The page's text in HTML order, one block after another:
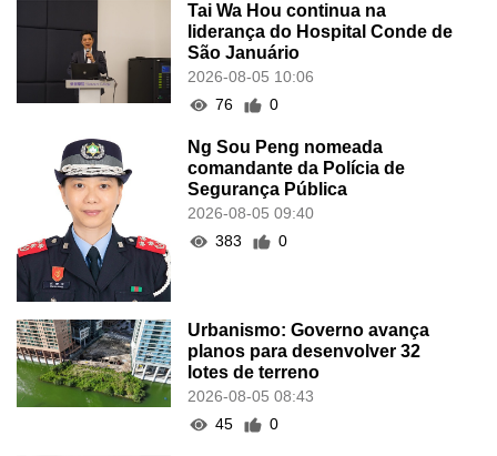
Tai Wa Hou continua na
liderança do Hospital Conde de
São Januário
2026-08-05 10:06
76
0
Ng Sou Peng nomeada
comandante da Polícia de
Segurança Pública
2026-08-05 09:40
383
0
Urbanismo: Governo avança
planos para desenvolver 32
lotes de terreno
2026-08-05 08:43
45
0